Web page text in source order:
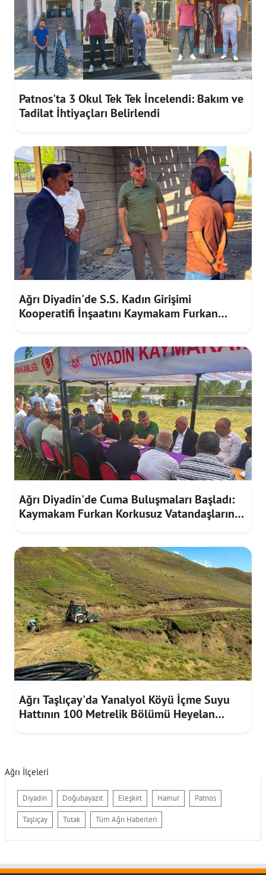
Patnos'ta 3 Okul Tek Tek İncelendi: Bakım ve
Tadilat İhtiyaçları Belirlendi
Ağrı Diyadin'de S.S. Kadın Girişimi
Kooperatifi İnşaatını Kaymakam Furkan
Ağrı Diyadin'de Cuma Buluşmaları Başladı:
Kaymakam Furkan Korkusuz Vatandaşların
Ağrı Taşlıçay'da Yanalyol Köyü İçme Suyu
Hattının 100 Metrelik Bölümü Heyelan
Ağrı İlçeleri
Diyadin Doğubayazıt Eleşkirt Hamur Patnos
Taşlıçay Tutak Tüm Ağrı Haberleri